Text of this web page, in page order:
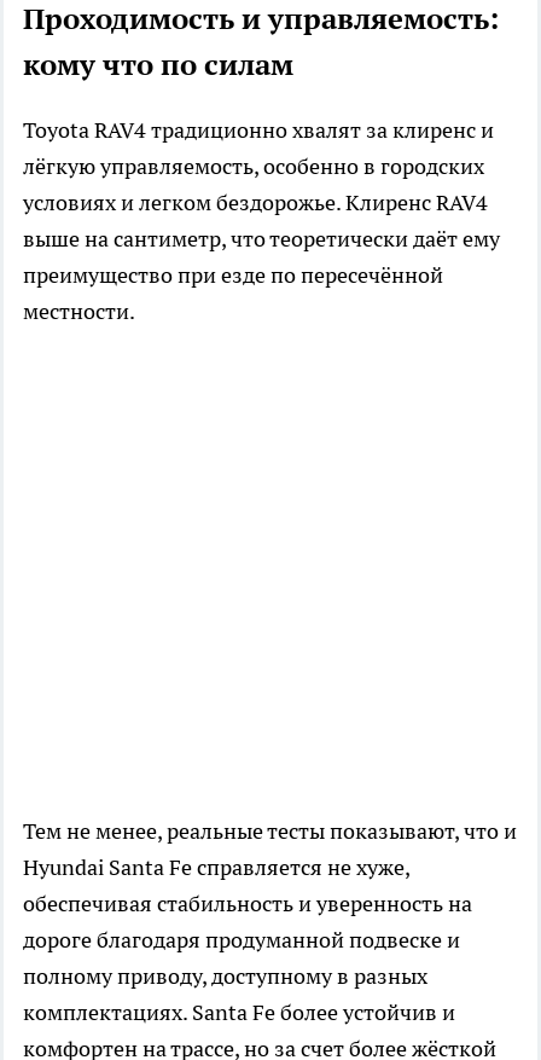
Проходимость и управляемость:
кому что по силам
Toyota RAV4 традиционно хвалят за клиренс и
лёгкую управляемость, особенно в городских
условиях и легком бездорожье. Клиренс RAV4
выше на сантиметр, что теоретически даёт ему
преимущество при езде по пересечённой
местности.
Тем не менее, реальные тесты показывают, что и
Hyundai Santa Fe справляется не хуже,
обеспечивая стабильность и уверенность на
дороге благодаря продуманной подвеске и
полному приводу, доступному в разных
комплектациях. Santa Fe более устойчив и
комфортен на трассе, но за счет более жёсткой